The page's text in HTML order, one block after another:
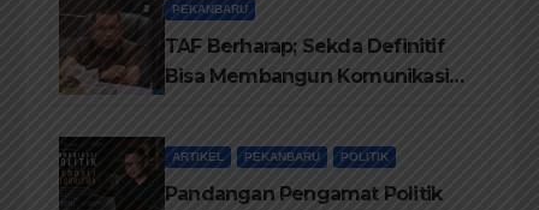
PEKANBARU
TAF Berharap; Sekda Definitif
Bisa Membangun Komunikasi
ARTIKEL PEKANBARU POLITIK
Pandangan Pengamat Politik